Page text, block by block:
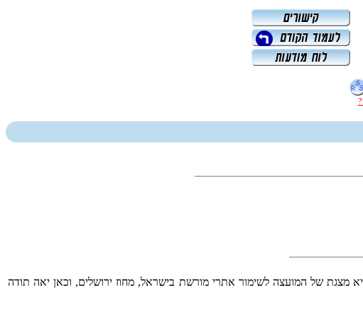
מצגת של המועצה לשימור אתרי מורשת בישראל, מחוז ירושלים, וכאן יאה תודה